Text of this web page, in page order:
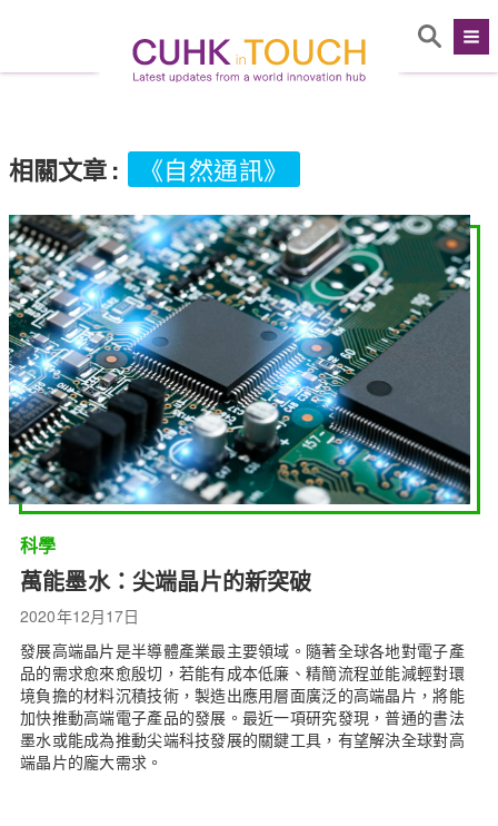
相關文章: 《自然通訊》
科學
萬能墨水：尖端晶片的新突破
2020年12月17日
發展高端晶片是半導體產業最主要領域。隨著全球各地對電子產
品的需求愈來愈殷切，若能有成本低廉、精簡流程並能減輕對環
境負擔的材料沉積技術，製造出應用層面廣泛的高端晶片，將能
加快推動高端電子產品的發展。最近一項研究發現，普通的書法
墨水或能成為推動尖端科技發展的關鍵工具，有望解決全球對高
端晶片的龐大需求。